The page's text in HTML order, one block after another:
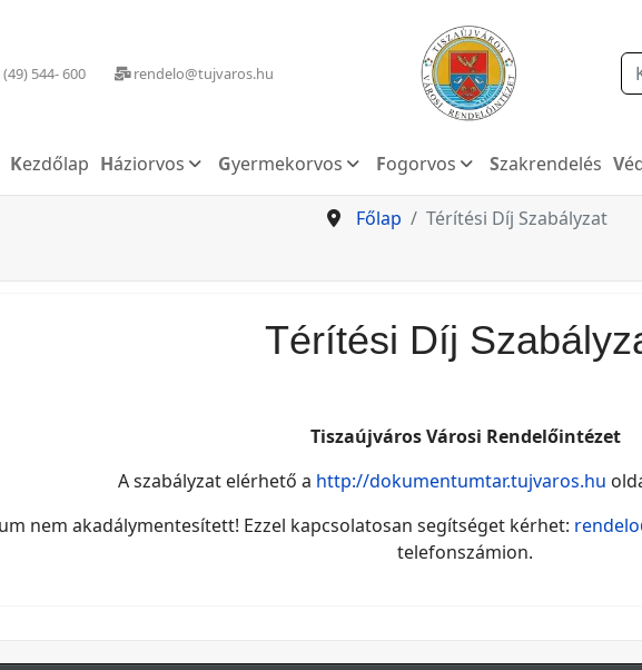
(49) 544- 600 rendelo@tujvaros.hu
Kezdőlap Háziorvos Gyermekorvos Fogorvos Szakrendelés
Főlap Térítési Díj Szabályzat
Térítési Díj
Tiszaújváros Városi Rendelőintézet
A szabályzat elérhető a http://dokumentumtar.tujvaros.hu
nem akadálymentesített! Ezzel kapcsolatosan segítséget kérhet:
telefonszámion.